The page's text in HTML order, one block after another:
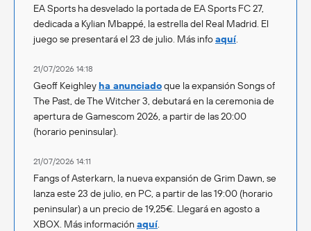
EA Sports ha desvelado la portada de EA Sports FC 27,
dedicada a Kylian Mbappé, la estrella del Real Madrid. El
juego se presentará el 23 de julio. Más infoaquí.
21/07/2026 14:18
Geoff Keighley ha anunciadoque la expansión Songs of
The Past, de The Witcher 3, debutará en la ceremonia de
apertura de Gamescom 2026, a partir de las 20:00
(horario peninsular).
21/07/2026 14:11
Fangs of Asterkarn, la nueva expansión de Grim Dawn, se
lanza este 23 de julio, en PC, a partir de las 19:00 (horario
peninsular) a un precio de 19,25€. Llegará en agosto a
XBOX. Más información aquí.